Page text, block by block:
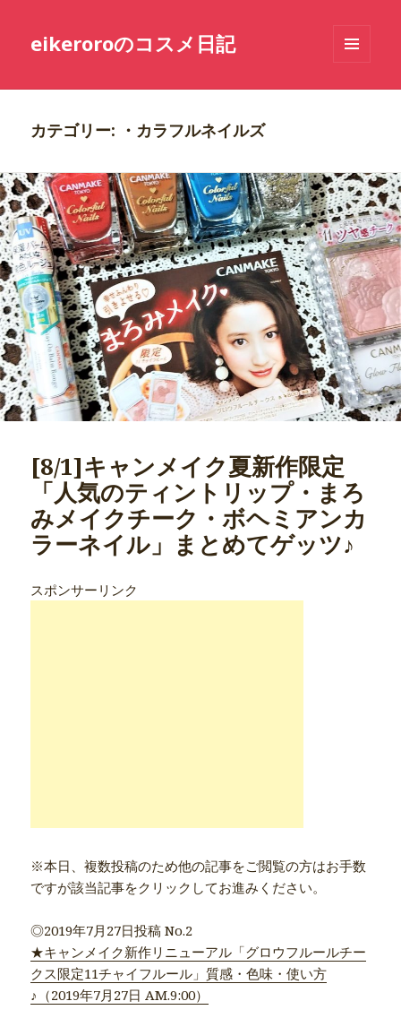
eikeroroのコスメ日記
ーとウ
カテゴリー: ・カラフルネイルズ
[8/1]キャンメイク夏新作限定
「人気のティントリップ・まろ
みメイクチーク・ボヘミアンカ
ラーネイル」まとめてゲッツ♪
スポンサーリンク
※本日、複数投稿のため他の記事をご閲覧の方はお手数
ですが該当記事をクリックしてお進みください。
◎2019年7月27日投稿 No.2
★キャンメイク新作リニューアル「グロウフルールチー
クス限定11チャイフルール」質感・色味・使い方
♪（2019年7月27日 AM.9:00）